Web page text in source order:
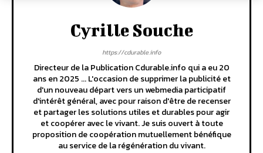
Cyrille Souche
https://cdurable.info
Directeur de la Publication Cdurable.info qui a eu 20
ans en 2025 ... L'occasion de supprimer la publicité et
d'un nouveau départ vers un webmedia participatif
d'intérêt général, avec pour raison d'être de recenser
et partager les solutions utiles et durables pour agir
et coopérer avec le vivant. Je suis ouvert à toute
proposition de coopération mutuellement bénéfique
au service de la régénération du vivant.